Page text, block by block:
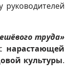
труда»
нарастающей
культуры.